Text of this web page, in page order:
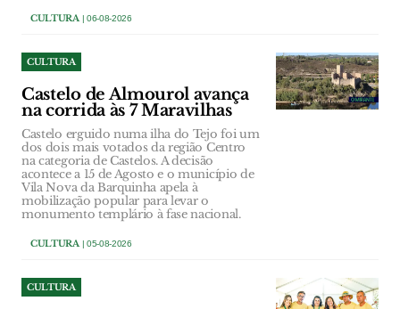
CULTURA | 06-08-2026
CULTURA
Castelo de Almourol avança
na corrida às 7 Maravilhas
Castelo erguido numa ilha do Tejo foi um
dos dois mais votados da região Centro
na categoria de Castelos. A decisão
acontece a 15 de Agosto e o município de
Vila Nova da Barquinha apela à
mobilização popular para levar o
monumento templário à fase nacional.
CULTURA | 05-08-2026
CULTURA